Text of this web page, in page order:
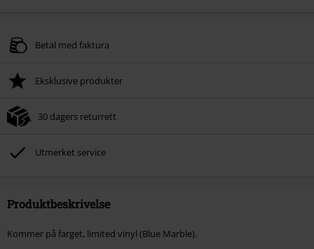
Betal med faktura
Eksklusive produkter
30 dagers returrett
Utmerket service
Produktbeskrivelse
Kommer på farget, limited vinyl (Blue Marble).